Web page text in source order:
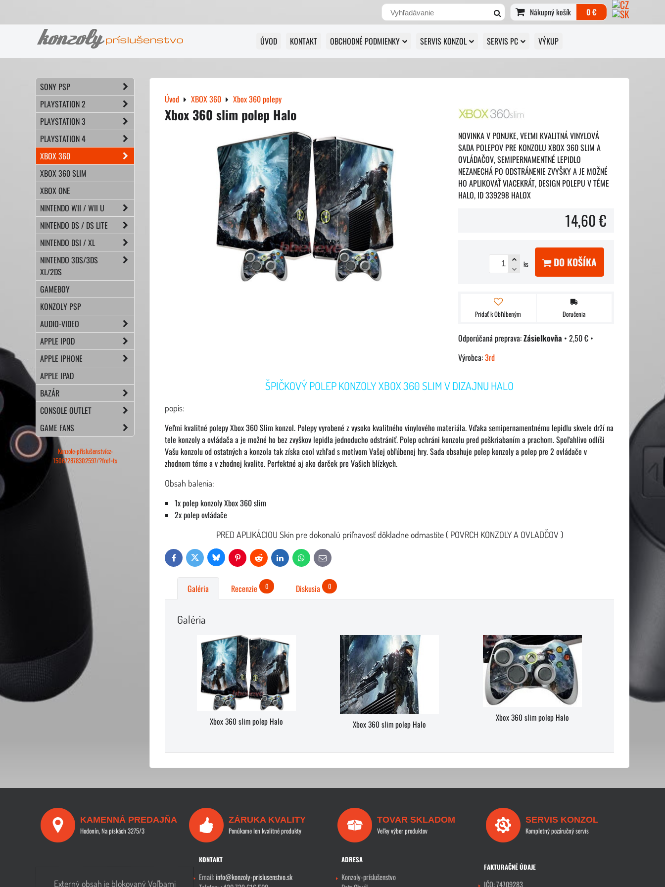
Nákupný košík 0 €
ÚVOD KONTAKT OBCHODNÉ PODMIENKY SERVIS KONZOL SERVIS PC VÝKUP
Úvod XBOX 360 Xbox 360 polepy
Xbox 360 slim polep Halo
NOVINKA V PONUKE, VEĽMI KVALITNÁ VINYLOVÁ
SADA POLEPOV PRE KONZOLU XBOX 360 SLIM A
OVLÁDAČOV, SEMIPERNAMENTNÉ LEPIDLO
NEZANECHÁ PO ODSTRÁNENIE ZVYŠKY A JE MOŽNÉ
HO APLIKOVAŤ VIACEKRÁT, DESIGN POLEPU V TÉME
HALO, ID 339298 HALOX
14,60 €
ks DO KOŠÍKA
Pridať k Obľúbeným Doručenia
Zásielkovňa • 2,50 € •
Výrobca:3rd
ŠPIČKOVÝ POLEP KONZOLY XBOX 360 SLIM V DIZAJNU HALO
popis:
Veľmi kvalitné polepy Xbox 360 Slim konzol. Polepy vyrobené z vysoko kvalitného vinylového materiála. Vďaka semipernamentnému lepidlu skvele drží na
tele konzoly a ovládača a je možné ho bez zvyškov lepidla jednoducho odstrániť. Polep ochráni konzolu pred poškriabaním a prachom. Spoľahlivo odlíši
Vašu konzolu od ostatných a konzola tak získa cool vzhľad s motívom Vašej obľúbenej hry. Sada obsahuje polep konzoly a polep pre 2 ovládače v
zhodnom téme a v zhodnej kvalite. Perfektné aj ako darček pre Vašich blízkych.
Obsah balenia:
1x polep konzoly Xbox 360 slim
2x polep ovládače
PRED APLIKÁCIOU Skin pre dokonalú priľnavosť dôkladne odmastite ( POVRCH KONZOLY A OVLADČOV )
FacebookTwitter Bluesky PinterestReddit LinkedIn WhatsAppE-
mail
Galéria Recenzie 0 Diskusia 0
Galéria
Xbox 360 slim polep Halo Xbox 360 slim polep Halo
Xbox 360 slim polep Halo
SONY PSP
PLAYSTATION 2
PLAYSTATION 3
PLAYSTATION 4
XBOX 360
XBOX 360 SLIM
XBOX ONE
NINTENDO WII / WII U
NINTENDO DS / DS LITE
NINTENDO DSI / XL
NINTENDO 3DS/3DS
XL/2DS
GAMEBOY
KONZOLY PSP
AUDIO-VIDEO
APPLE IPOD
APPLE IPHONE
APPLE IPAD
BAZÁR
CONSOLE OUTLET
GAME FANS
Konzole-příslušenstvícz-
150672878302597/?fref=ts
KAMENNÁ PREDAJŇA
Hodonín, Na pískách 3275/3
ZÁRUKA KVALITY
Ponúkame len kvalitné produkty
TOVAR SKLADOM
Veľky výber produktov
SERVIS KONZOL
Kompletný pozáručný servis
Externý obsah je blokovaný Voľbami
KONTAKT
Email:info@konzoly-prislusenstvo.sk
ADRESA
Konzoly-príslušenstvo
FAKTURAČNÉ ÚDAJE
IČO: 74709283